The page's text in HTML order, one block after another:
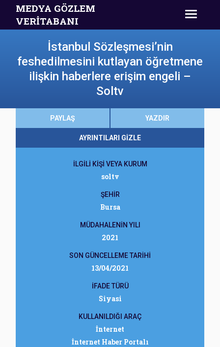
MEDYA GÖZLEM
VERİTABANI
İstanbul Sözleşmesi’nin
feshedilmesini kutlayan öğretmene
ilişkin haberlere erişim engeli –
Soltv
PAYLAŞ YAZDIR
AYRINTILARI GİZLE
İLGİLİ KİŞİ VEYA KURUM
soltv
ŞEHİR
Bursa
MÜDAHALENİN YILI
2021
SON GÜNCELLEME TARİHİ
13/04/2021
İFADE TÜRÜ
Siyasi
KULLANILDIĞI ARAÇ
İnternet
İnternet Haber Portalı